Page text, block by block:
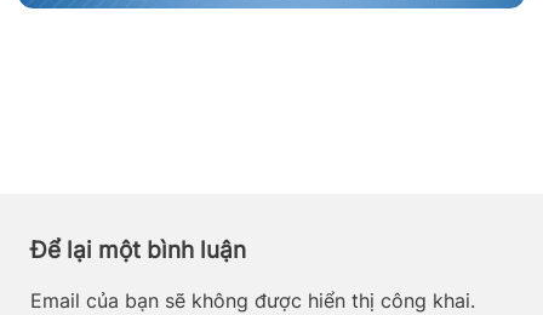
Để lại một bình luận
Email của bạn sẽ không được hiển thị công khai.